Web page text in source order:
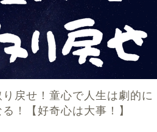
戻せ！童心で人生は劇的に
！【好奇心は大事！】